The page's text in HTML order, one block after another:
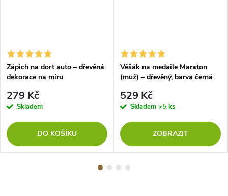
Zápich na dort auto – dřevěná
dekorace na míru
279 Kč
Skladem
DO KOŠÍKU
Věšák na medaile Maraton
(muž) – dřevěný, barva černá
529 Kč
Skladem >5 ks
ZOBRAZIT